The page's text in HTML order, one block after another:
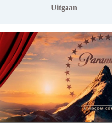
Uitgaan